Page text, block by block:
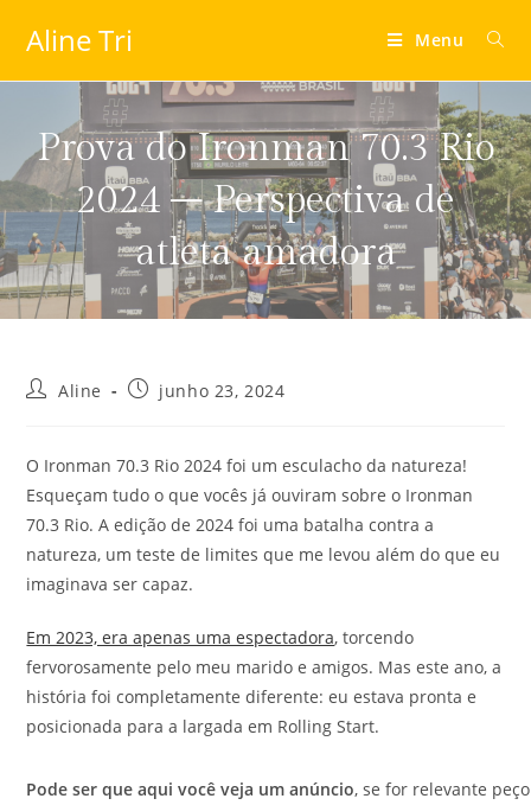
Aline Tri Menu
Prova do Ironman 70.3 Rio
2024 – Perspectiva de
atleta amadora
Aline junho 23, 2024
O Ironman 70.3 Rio 2024 foi um esculacho da natureza!
Esqueçam tudo o que vocês já ouviram sobre o Ironman
70.3 Rio. A edição de 2024 foi uma batalha contra a
natureza, um teste de limites que me levou além do que eu
imaginava ser capaz.
Em 2023, era apenas uma espectadora, torcendo
fervorosamente pelo meu marido e amigos. Mas este ano, a
história foi completamente diferente: eu estava pronta e
posicionada para a largada em Rolling Start.
Pode ser que aqui você veja um anúncio, se for relevante peço